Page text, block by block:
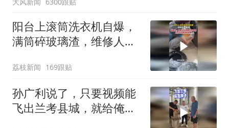
阳台上滚筒洗衣机自爆，
满筒碎玻璃渣，维修人员
洗衣机自爆
荔枝新闻 169跟贴
孙广利说了，只要视频能
飞出兰考县城，就给俺老